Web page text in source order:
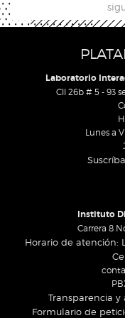
Laboratorio
Cll 26b # 5 - 93
Lunes a
Instituto
Carrera 8
Horario de atención:
Transparencia
Formulario de